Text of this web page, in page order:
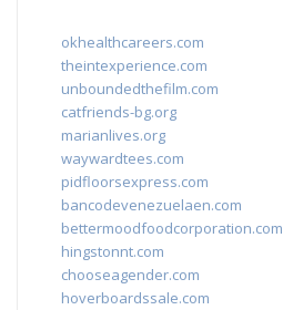
okhealthcareers.com
theintexperience.com
unboundedthefilm.com
catfriends-bg.org
marianlives.org
waywardtees.com
pidfloorsexpress.com
bancodevenezuelaen.com
bettermoodfoodcorporation.com
hingstonnt.com
chooseagender.com
hoverboardssale.com